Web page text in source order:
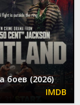
боев (2026)